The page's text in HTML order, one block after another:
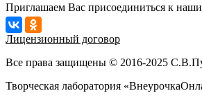
Приглашаем Вас присоединиться к
Лицензионный договор
Все права защищены © 2016-2025
Творческая лаборатория